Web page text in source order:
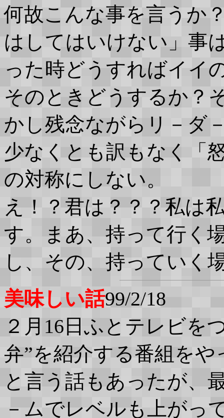
何故こんな事を言うか
はしてはいけない」事
った時どうすればイイ
そのときどうするか？
かし残念ながらリ－ダ
少なくとも訳もなく「
の対称にしない。
え！？君は？？？私は
す。まあ、持って行く
し、その、持っていく
美味しい話99/2/18
２月16日ふとテレビを
弁”を紹介する番組を
と言う話もあったが、
－ムでレベルも上がっ